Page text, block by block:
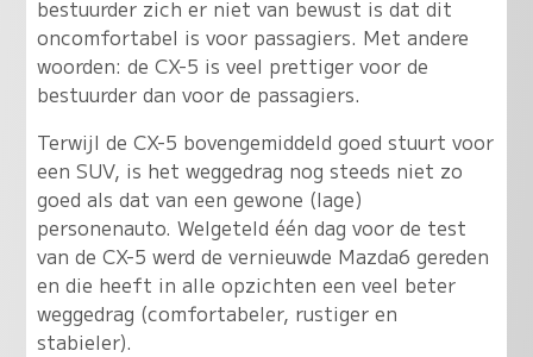
bestuurder zich er niet van bewust is dat dit
oncomfortabel is voor passagiers. Met andere
woorden: de CX-5 is veel prettiger voor de
bestuurder dan voor de passagiers.
Terwijl de CX-5 bovengemiddeld goed stuurt voor
een SUV, is het weggedrag nog steeds niet zo
goed als dat van een gewone (lage)
personenauto. Welgeteld één dag voor de test
van de CX-5 werd de vernieuwde Mazda6 gereden
en die heeft in alle opzichten een veel beter
weggedrag (comfortabeler, rustiger en
stabieler).